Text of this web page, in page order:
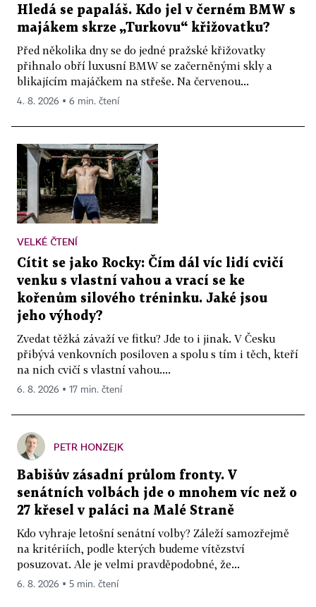
Hledá se papaláš. Kdo jel v černém BMW s
majákem skrze „Turkovu“ křižovatku?
Před několika dny se do jedné pražské křižovatky
přihnalo obří luxusní BMW se začerněnými skly a
blikajícím majáčkem na střeše. Na červenou...
4. 8. 2026 ▪ 6 min. čtení
VELKÉ ČTENÍ
Cítit se jako Rocky: Čím dál víc lidí cvičí
venku s vlastní vahou a vrací se ke
kořenům silového tréninku. Jaké jsou
jeho výhody?
Zvedat těžká závaží ve fitku? Jde to i jinak. V Česku
přibývá venkovních posiloven a spolu s tím i těch, kteří
na nich cvičí s vlastní vahou....
6. 8. 2026 ▪ 17 min. čtení
PETR HONZEJK
Babišův zásadní průlom fronty. V
senátních volbách jde o mnohem víc než o
27 křesel v paláci na Malé Straně
Kdo vyhraje letošní senátní volby? Záleží samozřejmě
na kritériích, podle kterých budeme vítězství
posuzovat. Ale je velmi pravděpodobné, že...
6. 8. 2026 ▪ 5 min. čtení